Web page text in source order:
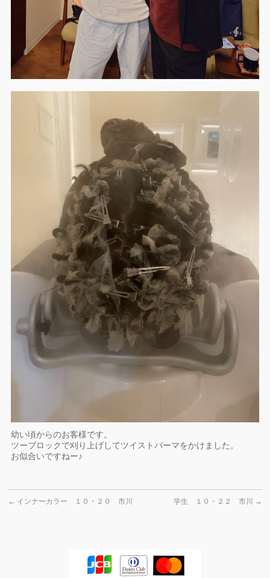
幼い頃からのお客様です。
ツーブロックで刈り上げしてツイストパーマをかけました。
お似合いですねー♪
← インナーカラー １０・２０ 市川 学生 １０・２２ 市川 →